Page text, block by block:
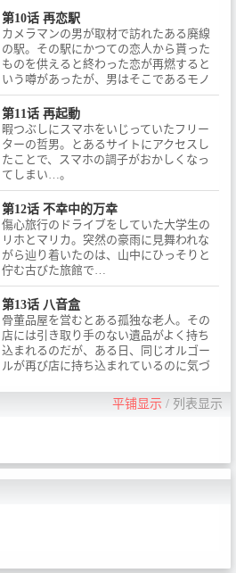
という都市伝説に酷似しており…
第10话 再恋駅
カメラマンの男が取材で訪れたある廃線
の駅。その駅にかつての恋人から貰った
ものを供えると終わった恋が再燃すると
いう噂があったが、男はそこであるモノ
を見つけてしまい…。
第11话 再起動
暇つぶしにスマホをいじっていたフリー
ターの哲男。とあるサイトにアクセスし
たことで、スマホの調子がおかしくなっ
てしまい…。
第12话 不幸中的万幸
傷心旅行のドライブをしていた大学生の
リホとマリカ。突然の豪雨に見舞われな
がら辿り着いたのは、山中にひっそりと
佇む古びた旅館で…
第13话 八音盒
骨董品屋を営むとある孤独な老人。その
店には引き取り手のない遺品がよく持ち
込まれるのだが、ある日、同じオルゴー
ルが再び店に持ち込まれているのに気づ
平铺显示 / 列表显示